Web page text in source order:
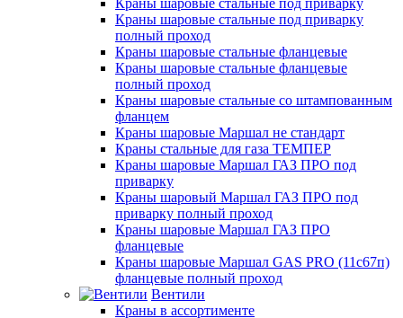
Краны шаровые стальные под приварку
полный проход
Краны шаровые стальные фланцевые
Краны шаровые стальные фланцевые
полный проход
Краны шаровые стальные со штампованным
фланцем
Краны шаровые Маршал не стандарт
Краны стальные для газа ТЕМПЕР
Краны шаровые Маршал ГАЗ ПРО под
приварку
Краны шаровый Маршал ГАЗ ПРО под
приварку полный проход
Краны шаровые Маршал ГАЗ ПРО
фланцевые
Краны шаровые Маршал GAS PRO (11с67п)
фланцевые полный проход
Вентили
Краны в ассортименте